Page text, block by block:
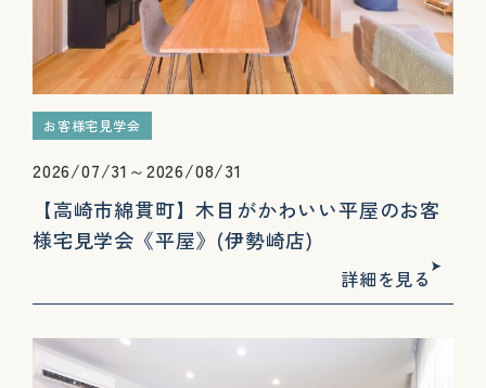
お客様宅見学会
2026/07/31～2026/08/31
【高崎市綿貫町】木目がかわいい平屋のお客
様宅見学会《平屋》(伊勢崎店)
詳細を見る